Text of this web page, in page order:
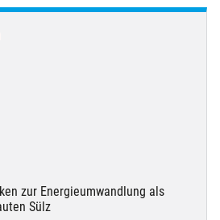
zur Energieumwandlung als
Sülz